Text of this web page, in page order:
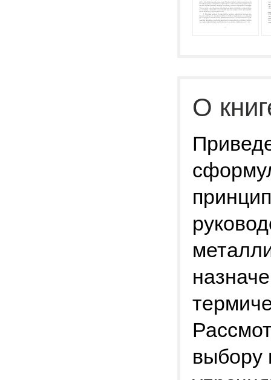
О
выбору